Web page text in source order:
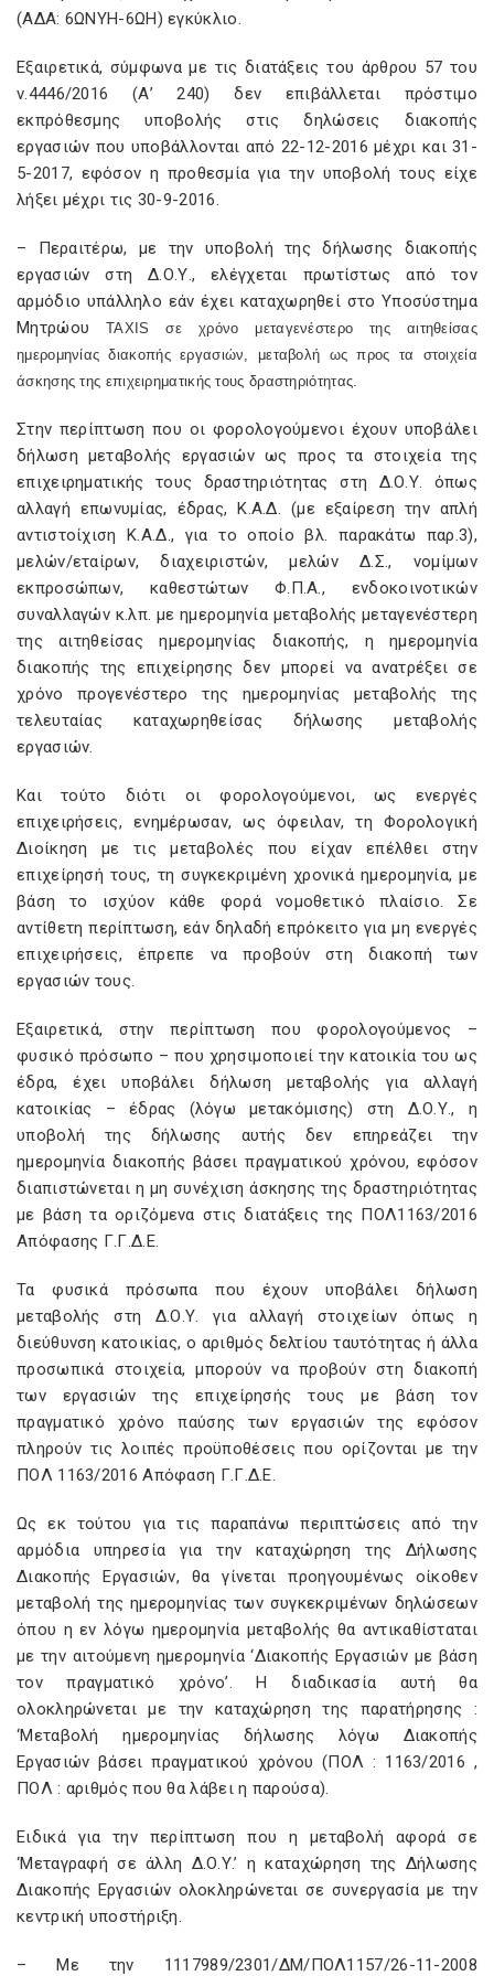
(ΑΔΑ: 6ΩΝΥΗ-6ΩΗ) εγκύκλιο.
Εξαιρετικά, σύμφωνα με τις διατάξεις του άρθρου 57 του
ν.4446/2016 (Α’ 240) δεν επιβάλλεται πρόστιμο
εκπρόθεσμης υποβολής στις δηλώσεις διακοπής
εργασιών που υποβάλλονται από 22-12-2016 μέχρι και 31-
5-2017, εφόσον η προθεσμία για την υποβολή τους είχε
λήξει μέχρι τις 30-9-2016.
– Περαιτέρω, με την υποβολή της δήλωσης διακοπής
εργασιών στη Δ.Ο.Υ., ελέγχεται πρωτίστως από τον
αρμόδιο υπάλληλο εάν έχει καταχωρηθεί στο Υποσύστημα
ΜητρώουTAXIS
σε χρόνο μεταγενέστερο της αιτηθείσας
ημερομηνίας διακοπής εργασιών, μεταβολή ως προς τα στοιχεία
άσκησης της επιχειρηματικής τους δραστηριότητας.
Στην περίπτωση που οι φορολογούμενοι έχουν υποβάλει
δήλωση μεταβολής εργασιών ως προς τα στοιχεία της
επιχειρηματικής τους δραστηριότητας στη Δ.Ο.Υ. όπως
αλλαγή επωνυμίας, έδρας, Κ.Α.Δ. (με εξαίρεση την απλή
αντιστοίχιση Κ.Α.Δ., για το οποίο βλ. παρακάτω παρ.3),
μελών/εταίρων, διαχειριστών, μελών Δ.Σ., νομίμων
εκπροσώπων, καθεστώτων Φ.Π.Α., ενδοκοινοτικών
συναλλαγών κ.λπ. με ημερομηνία μεταβολής μεταγενέστερη
της αιτηθείσας ημερομηνίας διακοπής, η ημερομηνία
διακοπής της επιχείρησης δεν μπορεί να ανατρέξει σε
χρόνο προγενέστερο της ημερομηνίας μεταβολής της
τελευταίας καταχωρηθείσας δήλωσης μεταβολής
εργασιών.
Και τούτο διότι οι φορολογούμενοι, ως ενεργές
επιχειρήσεις, ενημέρωσαν, ως όφειλαν, τη Φορολογική
Διοίκηση με τις μεταβολές που είχαν επέλθει στην
επιχείρησή τους, τη συγκεκριμένη χρονικά ημερομηνία, με
βάση το ισχύον κάθε φορά νομοθετικό πλαίσιο. Σε
αντίθετη περίπτωση, εάν δηλαδή επρόκειτο για μη ενεργές
επιχειρήσεις, έπρεπε να προβούν στη διακοπή των
εργασιών τους.
Εξαιρετικά, στην περίπτωση που φορολογούμενος –
φυσικό πρόσωπο – που χρησιμοποιεί την κατοικία του ως
έδρα, έχει υποβάλει δήλωση μεταβολής για αλλαγή
κατοικίας – έδρας (λόγω μετακόμισης) στη Δ.Ο.Υ., η
υποβολή της δήλωσης αυτής δεν επηρεάζει την
ημερομηνία διακοπής βάσει πραγματικού χρόνου, εφόσον
διαπιστώνεται η μη συνέχιση άσκησης της δραστηριότητας
με βάση τα οριζόμενα στις διατάξεις της ΠΟΛ1163/2016
Απόφασης Γ.Γ.Δ.Ε.
Τα φυσικά πρόσωπα που έχουν υποβάλει δήλωση
μεταβολής στη Δ.Ο.Υ. για αλλαγή στοιχείων όπως η
διεύθυνση κατοικίας, ο αριθμός δελτίου ταυτότητας ή άλλα
προσωπικά στοιχεία, μπορούν να προβούν στη διακοπή
των εργασιών της επιχείρησής τους με βάση τον
πραγματικό χρόνο παύσης των εργασιών της εφόσον
πληρούν τις λοιπές προϋποθέσεις που ορίζονται με την
ΠΟΛ 1163/2016 Απόφαση Γ.Γ.Δ.Ε.
Ως εκ τούτου για τις παραπάνω περιπτώσεις από την
αρμόδια υπηρεσία για την καταχώρηση της Δήλωσης
Διακοπής Εργασιών, θα γίνεται προηγουμένως οίκοθεν
μεταβολή της ημερομηνίας των συγκεκριμένων δηλώσεων
όπου η εν λόγω ημερομηνία μεταβολής θα αντικαθίσταται
με την αιτούμενη ημερομηνία ‘Διακοπής Εργασιών με βάση
τον πραγματικό χρόνο’. Η διαδικασία αυτή θα
ολοκληρώνεται με την καταχώρηση της παρατήρησης :
‘Μεταβολή ημερομηνίας δήλωσης λόγω Διακοπής
Εργασιών βάσει πραγματικού χρόνου (ΠΟΛ : 1163/2016 ,
ΠΟΛ : αριθμός που θα λάβει η παρούσα).
Ειδικά για την περίπτωση που η μεταβολή αφορά σε
‘Μεταγραφή σε άλλη Δ.Ο.Υ.’ η καταχώρηση της Δήλωσης
Διακοπής Εργασιών ολοκληρώνεται σε συνεργασία με την
κεντρική υποστήριξη.
– Με την 1117989/2301/ΔΜ/ΠΟΛ1157/26-11-2008